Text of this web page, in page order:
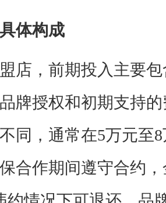
体构成
，前期投入主要包
牌授权和初期支持
同，通常在5万元至
合作期间遵守合约